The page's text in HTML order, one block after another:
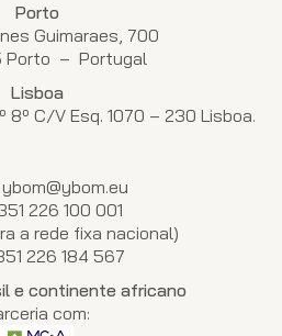
Porto
Guimaraes, 700
Porto – Portugal
Lisboa
8º C/V Esq. 1070 – 230 Lisboa.
ybom@ybom.eu
226 100 001
a rede fixa nacional)
226 184 567
e continente africano
com: